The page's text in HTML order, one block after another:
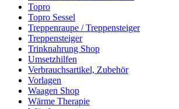
Topro
Topro Sessel
Treppenraupe / Treppensteiger
Treppensteiger
Trinknahrung Shop
Umsetzhilfen
Verbrauchsartikel, Zubehör
Vorlagen
Waagen Shop
Wärme Therapie